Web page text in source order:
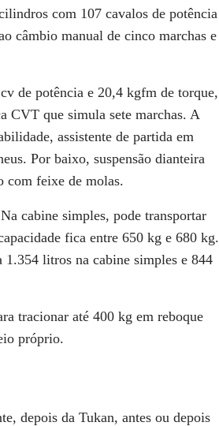
com 107 cavalos de potência
câmbio manual de cinco marchas e
de potência e 20,4 kgfm de torque,
CVT que simula sete marchas. A
assistente de partida em
Por baixo, suspensão dianteira
com feixe de molas.
cabine simples, pode transportar
fica entre 650 kg e 680 kg.
litros na cabine simples e 844
tracionar até 400 kg em reboque
próprio.
depois da Tukan, antes ou depois